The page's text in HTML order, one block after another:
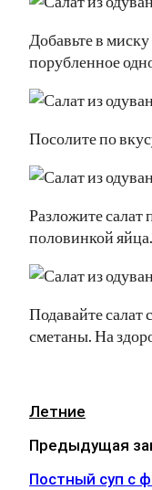
Добавьте в
порубленное
Посолите по
Разложите салат
половинкой
Подавайте салат
сметаны. На
Летние
Предыдущая
Постный суп с